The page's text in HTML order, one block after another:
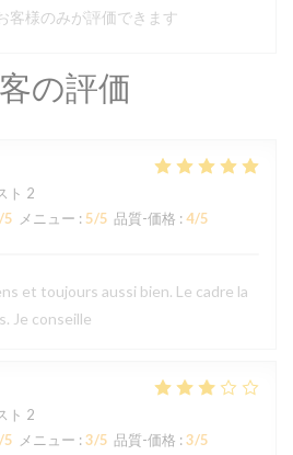
の評価
ト 2
/5 メニュー : 5/5 品質-価格 : 4/5
et toujours aussi bien. Le cadre la
Je conseille
ト 2
/5 メニュー : 3/5 品質-価格 : 3/5
客様のみが評価できます